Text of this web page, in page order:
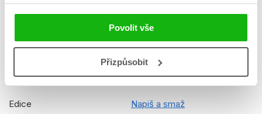
Povolit vše
Přizpůsobit
Původní název Miraculous - Rätselspielheft
9788025259672
Edice Napiš a smaž